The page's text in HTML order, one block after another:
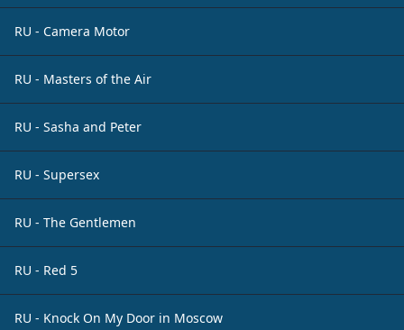
RU - Camera Motor
RU - Masters of the Air
RU - Sasha and Peter
RU - Supersex
RU - The Gentlemen
RU - Red 5
RU - Knock On My Door in Moscow